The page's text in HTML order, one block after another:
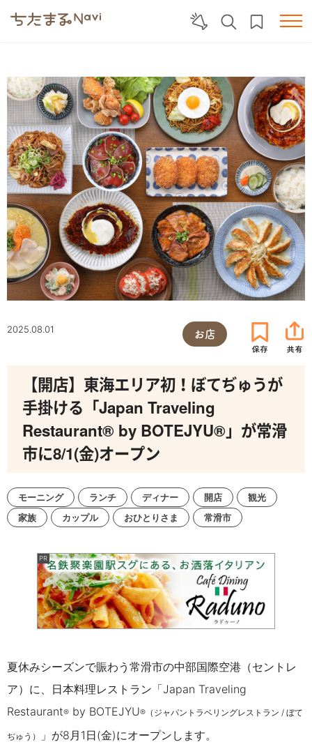
2025.08.01 お店
【開店】東海エリア初！ぼてぢゅうが
手掛ける「Japan Traveling
Restaurant® by BOTEJYU®」が常滑
市に8/1(金)オープン
モーニング ランチ ディナー 開店
観光
家族
カップル おひとりさま 常滑市
夏休みシーズンで賑わう常滑市の中部国際空港（セントレ
ア）に、日本料理レストラン「Japan Traveling
Restaurant® by BOTEJYU®（ ジャパントラベリングレストラン / ぼて
ぢゅう ） 」が8月1日(金)にオープンします。